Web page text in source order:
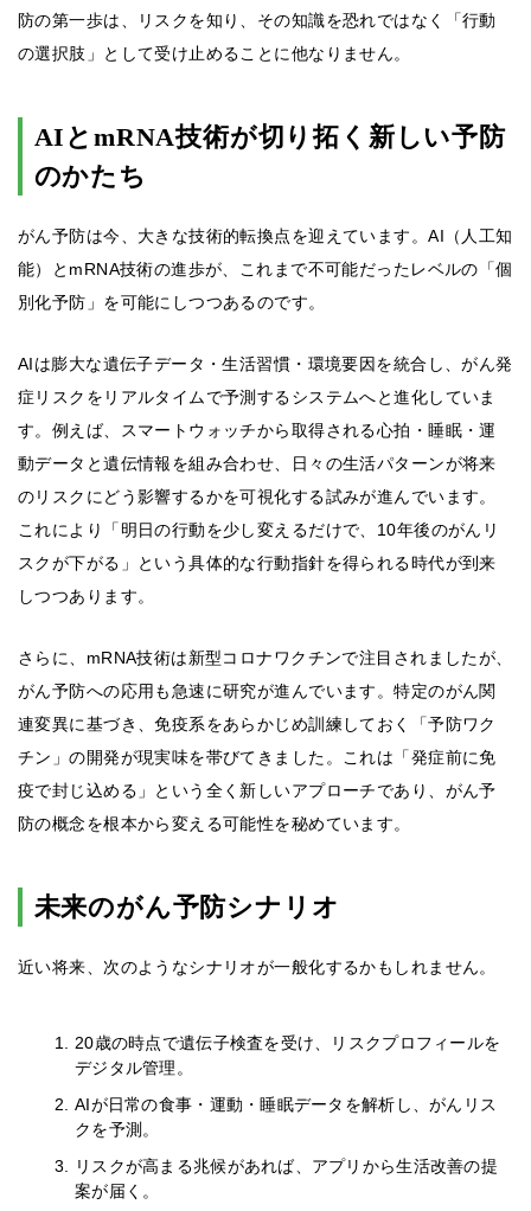
防の第一歩は、リスクを知り、その知識を恐れではなく「行動
の選択肢」として受け止めることに他なりません。
AIとmRNA技術が切り拓く新しい予防
のかたち
がん予防は今、大きな技術的転換点を迎えています。AI（人工知
能）とmRNA技術の進歩が、これまで不可能だったレベルの「個
別化予防」を可能にしつつあるのです。
AIは膨大な遺伝子データ・生活習慣・環境要因を統合し、がん発
症リスクをリアルタイムで予測するシステムへと進化していま
す。例えば、スマートウォッチから取得される心拍・睡眠・運
動データと遺伝情報を組み合わせ、日々の生活パターンが将来
のリスクにどう影響するかを可視化する試みが進んでいます。
これにより「明日の行動を少し変えるだけで、10年後のがんリ
スクが下がる」という具体的な行動指針を得られる時代が到来
しつつあります。
さらに、mRNA技術は新型コロナワクチンで注目されましたが、
がん予防への応用も急速に研究が進んでいます。特定のがん関
連変異に基づき、免疫系をあらかじめ訓練しておく「予防ワク
チン」の開発が現実味を帯びてきました。これは「発症前に免
疫で封じ込める」という全く新しいアプローチであり、がん予
防の概念を根本から変える可能性を秘めています。
未来のがん予防シナリオ
近い将来、次のようなシナリオが一般化するかもしれません。
20歳の時点で遺伝子検査を受け、リスクプロフィールを
デジタル管理。
AIが日常の食事・運動・睡眠データを解析し、がんリス
クを予測。
リスクが高まる兆候があれば、アプリから生活改善の提
案が届く。